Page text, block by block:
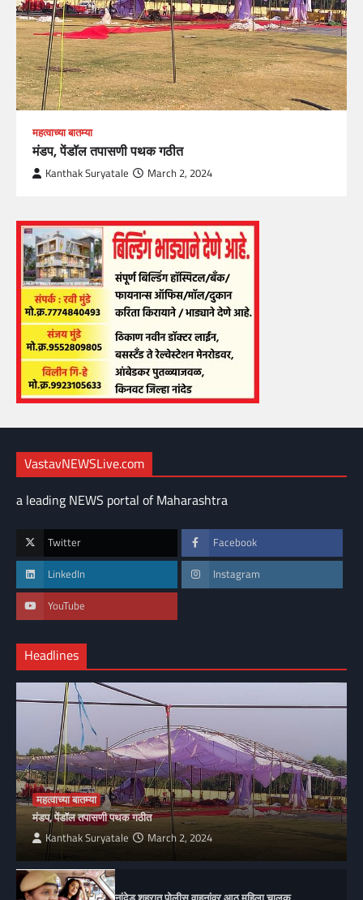
महत्वाच्या बातम्या
मंडप, पेंडॉल तपासणी पथक गठीत
Kanthak Suryatale March 2, 2024
VastavNEWSLive.com
a leading NEWS portal of Maharashtra
Twitter Facebook
LinkedIn Instagram
YouTube
Headlines
महत्वाच्या बातम्या
मंडप, पेंडॉल तपासणी पथक गठीत
Kanthak Suryatale March 2, 2024